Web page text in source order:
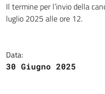
Il termine per l’invio della
luglio 2025 alle ore 12.
Data:
30 Giugno 2025